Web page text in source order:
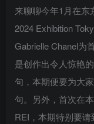
来聊聊今年1月在东
2024 Exhibition
Gabrielle Chanel为
是创作出令人惊艳
句，本期便要为大
句。另外，首次在
REI，本期特别要